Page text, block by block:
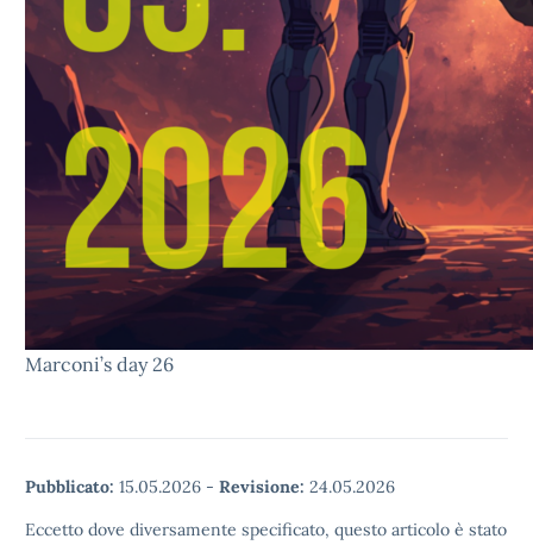
Marconi’s day 26
Pubblicato: 15.05.2026 - Revisione: 24.05.2026
Eccetto dove diversamente specificato, questo articolo è stato